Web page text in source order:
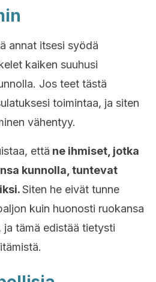
annat itsesi syödä
kaiken suuhusi
Jos teet tästä
toimintaa, ja siten
vähentyy.
että ne ihmiset, jotka
kunnolla, tuntevat
Siten he eivät tunne
kuin huonosti ruokansa
ja tämä edistää tietysti